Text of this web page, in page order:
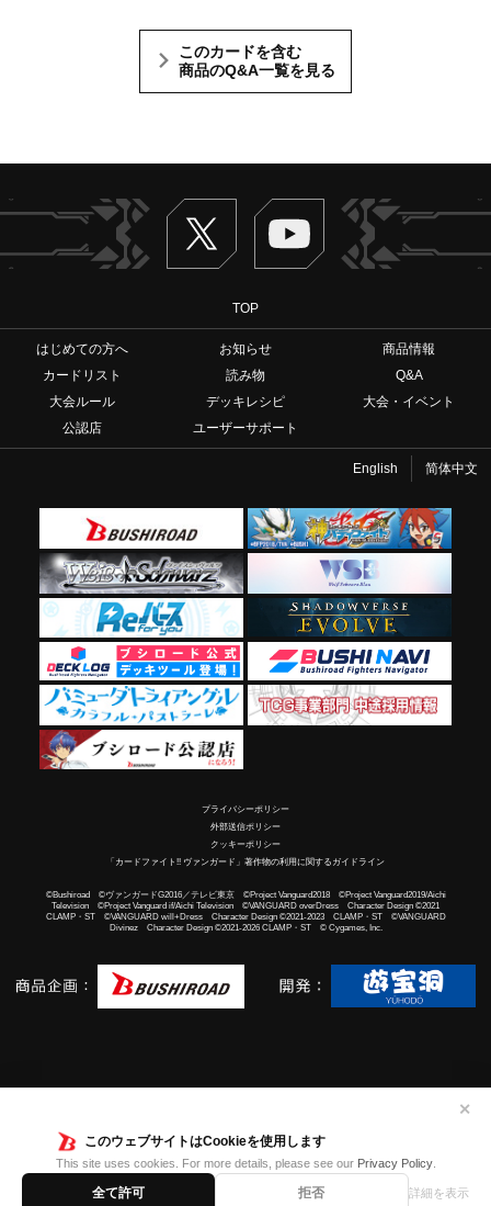
このウェブサイトはCookieを使用します
This site uses cookies. For more details, please see our Privacy Policy.
全て許可 拒否 詳細を表示
✕
このカードを含む
商品のQ&A一覧を見る
Twitter ヴァンガードch
TOP
はじめての方へ お知らせ
商品情報
カードリスト
読み物
Q&A
大会ルール
デッキレシピ
大会・イベント
公認店
ユーザーサポート
English 简体中文
プライバシーポリシー
外部送信ポリシー
クッキーポリシー
「カードファイト!! ヴァンガード」著作物の利用に関するガイドライン
©Bushiroad ©ヴァンガードG2016／テレビ東京 ©Project Vanguard2018 ©Project Vanguard2019/Aichi
Television ©Project Vanguard if/Aichi Television ©VANGUARD overDress Character Design ©2021
CLAMP・ST ©VANGUARD will+Dress Character Design ©2021-2023 CLAMP・ST ©VANGUARD
Divinez Character Design ©2021-2026 CLAMP・ST © Cygames, Inc.